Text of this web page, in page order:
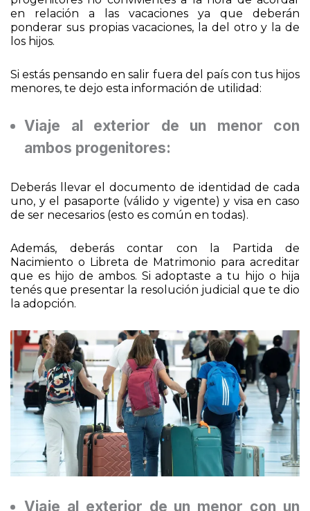
Sin embargo, el conflicto suele surgir en caso de
progenitores no convivientes a la hora de acordar
en relación a las vacaciones ya que deberán
ponderar sus propias vacaciones, la del otro y la de
Si estás pensando en salir fuera del país con tus hijos
Viaje al exterior de un menor con
Deberás llevar el documento de identidad de cada
uno, y el pasaporte (válido y vigente) y visa en caso
Además, deberás contar con la Partida de
Nacimiento o Libreta de Matrimonio para acreditar
que es hijo de ambos. Si adoptaste a tu hijo o hija
tenés que presentar la resolución judicial que te dio